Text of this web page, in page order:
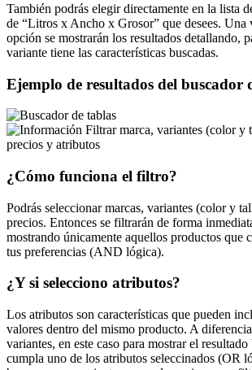
También podrás elegir directamente en la lista
de
Litros x Ancho x Grosor
que desees. Una
opción se mostrarán los resultados detallando,
variante tiene las características buscadas.
Ejemplo de resultados del buscador
Filtrar marca, variantes (color y
precios y atributos
¿Cómo funciona el filtro?
Podrás seleccionar marcas, variantes (color y
precios. Entonces se filtrarán de forma
mostrando únicamente aquellos productos que
tus preferencias (AND lógica).
¿Y si selecciono atributos?
Los atributos son características que pueden
valores dentro del mismo producto. A
variantes, en este caso para mostrar el resultado
cumpla uno de los atributos seleccinados (OR